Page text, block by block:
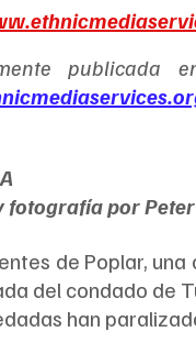
publicada
fotografía por
de Poplar, una
del condado de
han